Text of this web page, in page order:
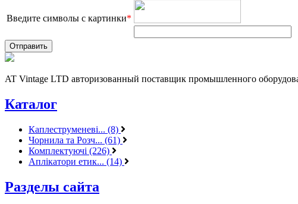
Введите символы с картинки*
AT Vintage LTD авторизованный поставщик промышленного
Каталог
Каплеструменеві... (8)
Чорнила та Розч... (61)
Комплектуючі (226)
Аплікатори етик... (14)
Разделы сайта